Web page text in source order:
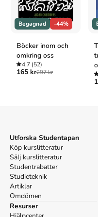
APA
Lundgren, U. P. (2018).
Studentlitteratur AB.
Lundgren UP. Lärarens
Studentlitteratur AB; 2018.
Begagnad -44%
Böcker inom och
omkring oss
4.7 (52)
165 kr297 kr
Utforska Studentapan
Köp kurslitteratur
Sälj kurslitteratur
Studentrabatter
Studieteknik
Artiklar
Omdömen
Resurser